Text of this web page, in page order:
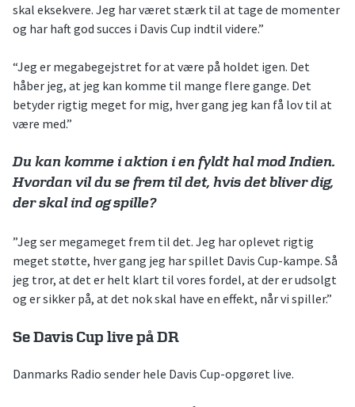
skal eksekvere. Jeg har været stærk til at tage de momenter
og har haft god succes i Davis Cup indtil videre.”
“Jeg er megabegejstret for at være på holdet igen. Det
håber jeg, at jeg kan komme til mange flere gange. Det
betyder rigtig meget for mig, hver gang jeg kan få lov til at
være med.”
Du kan komme i aktion i en fyldt hal mod Indien.
Hvordan vil du se frem til det, hvis det bliver dig,
der skal ind og spille?
”Jeg ser megameget frem til det. Jeg har oplevet rigtig
meget støtte, hver gang jeg har spillet Davis Cup-kampe. Så
jeg tror, at det er helt klart til vores fordel, at der er udsolgt
og er sikker på, at det nok skal have en effekt, når vi spiller.”
Se Davis Cup live på DR
Danmarks Radio sender hele Davis Cup-opgøret live.